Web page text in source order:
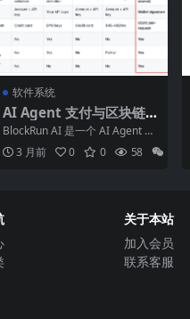
软件系统
AI Agent 支付与区块链基
础设施 BlockRunAI
BlockRun AI 是一个 AI Agent 支
付与区块链基础设施平台，通
过...3 月前 0 0 58
关于本站
加入会员
联系客服